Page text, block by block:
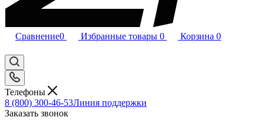
Сравнение0 Избранные товары 0 Корзина 0
Телефоны
8 (800) 300-46-53Линия поддержки
Заказать звонок